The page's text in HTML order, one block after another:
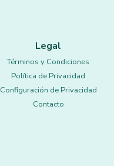
Legal
Términos y Condiciones
Política de Privacidad
Configuración de Privacidad
Contacto